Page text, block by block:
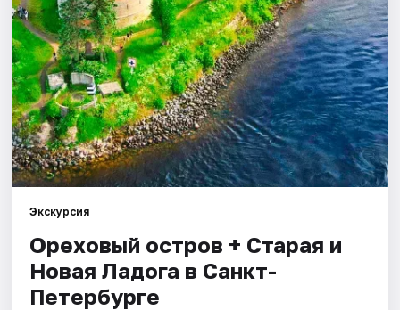
Рейтинги
Экскурсия
Ореховый остров + Старая и
Новая Ладога в Санкт-
Петербурге